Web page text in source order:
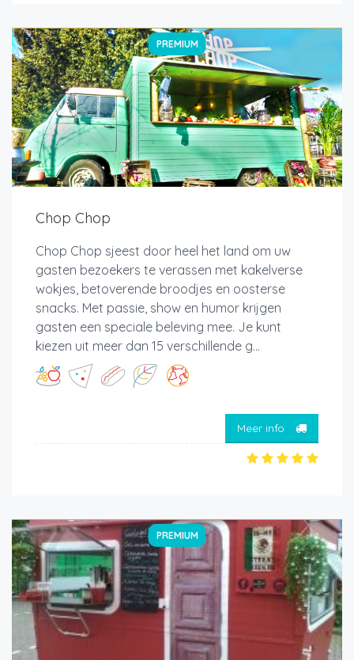
PREMIUM
Chop Chop
Chop Chop sjeest door heel het land om uw
gasten bezoekers te verassen met kakelverse
wokjes, betoverende broodjes en oosterse
snacks. Met passie, show en humor krijgen
gasten een speciale beleving mee. Je kunt
kiezen uit meer dan 15 verschillende g...
Meer info
PREMIUM